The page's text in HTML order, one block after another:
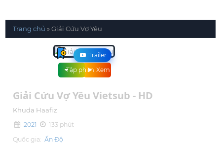
Trang chủ »Giải Cứu Vợ Yêu
Trailer
Xem phim
Tập phim
Giải Cứu Vợ Yêu Vietsub - HD
Khuda Haafiz
2021
133 phút
Quốc gia: Ấn Độ